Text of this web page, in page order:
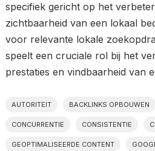
specifiek gericht op het
zichtbaarheid van een lokaal
voor relevante lokale
speelt een cruciale rol bij het
prestaties en vindbaarheid van
AUTORITEIT BACKLINKS OPBOUWEN
CONCURRENTIE CONSISTENTIE
GEOPTIMALISEERDE CONTENT